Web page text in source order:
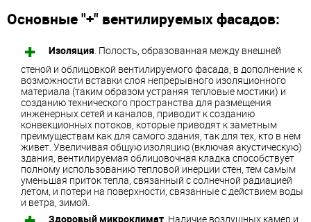
Основные "+" вентилируемых фасадов:
Изоляция. Полость, образованная между внешней
стеной и облицовкой вентилируемого фасада, в дополнение к
возможности вставки слоя непрерывного изоляционного
материала (таким образом устраняя тепловые мостики) и
созданию технического пространства для размещения
инженерных сетей и каналов, приводит к созданию
конвекционных потоков, которые приводят к заметным
преимуществам как для самого здания, так для тех, кто в нем
живет. Увеличивая общую изоляцию (включая акустическую)
здания, вентилируемая облицовочная кладка способствует
полному использованию тепловой инерции стен, тем самым
уменьшая приток тепла, связанный с солнечной радиацией
летом, и потери на поверхности, связанные с действием воды
и ветра, зимой.
Здоровый микроклимат. Наличие воздушных камер и